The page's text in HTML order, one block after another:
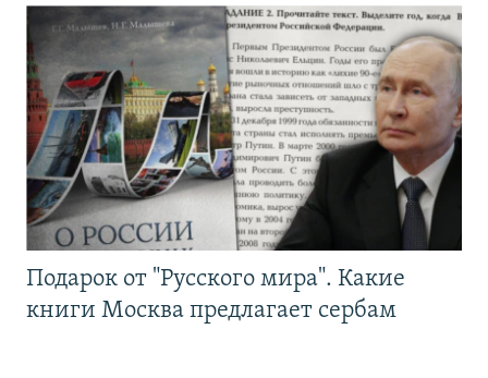
Подарок от "Русского мира". Какие
книги Москва предлагает сербам